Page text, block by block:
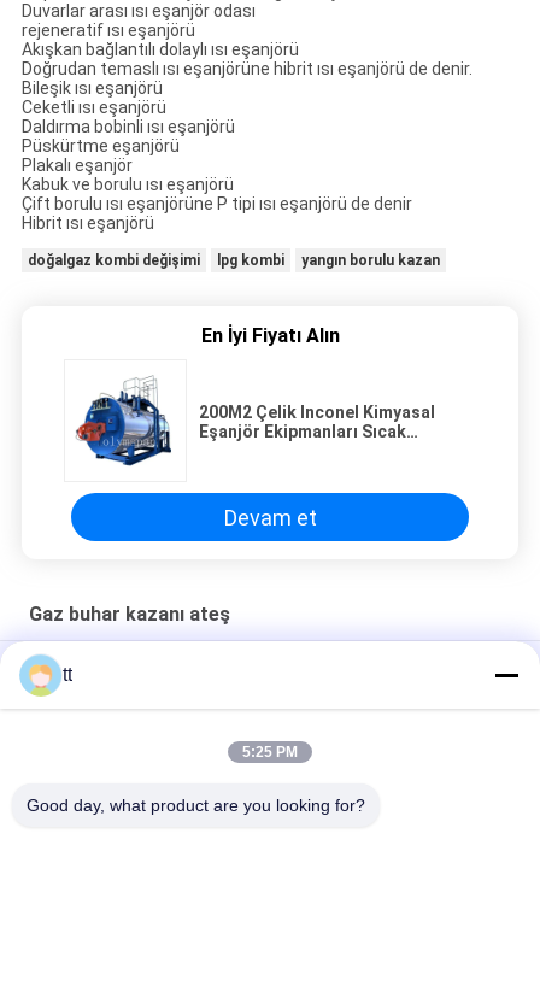
Duvarlar arası ısı eşanjör odası
rejeneratif ısı eşanjörü
Akışkan bağlantılı dolaylı ısı eşanjörü
Doğrudan temaslı ısı eşanjörüne hibrit ısı eşanjörü de denir.
Bileşik ısı eşanjörü
Ceketli ısı eşanjörü
Daldırma bobinli ısı eşanjörü
Püskürtme eşanjörü
Plakalı eşanjör
Kabuk ve borulu ısı eşanjörü
Çift borulu ısı eşanjörüne P tipi ısı eşanjörü de denir
Hibrit ısı eşanjörü
doğalgaz kombi değişimi lpg kombi yangın borulu kazan
En İyi Fiyatı Alın
200M2 Çelik Inconel Kimyasal
Eşanjör Ekipmanları Sıcak
Devam et
Gaz buhar kazanı ateş
Paslanmaz Grafit Eşanjör Sudan Havaya Karşı Akışlı Eşanjör
Çok Amaçlı Kimyasal Eşanjör Kabuk Ve Tüp Evaporatör Yüksek
tt
5:25 PM
Good day, what product are you looking for?